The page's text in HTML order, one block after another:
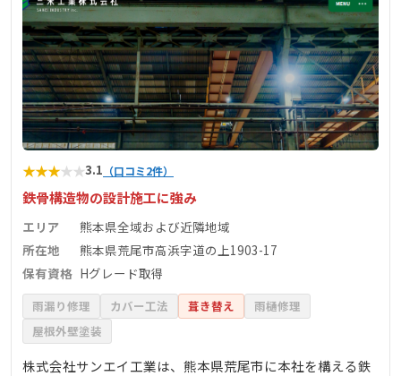
★★★★★3.1 （口コミ2件）
鉄骨構造物の設計施工に強み
エリア
熊本県全域および近隣地域
所在地
熊本県荒尾市高浜字道の上1903-17
保有資格 Hグレード取得
雨漏り修理 カバー工法 葺き替え
雨樋修理
屋根外壁塗装
株式会社サンエイ工業は、熊本県荒尾市に本社を構える鉄